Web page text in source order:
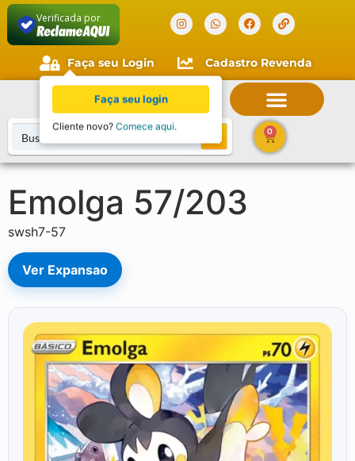
Verificada por
Faça seu Login Cadastro Revenda
0
Emolga 57/203
swsh7-57
Ver Expansao
Faça seu login
Cliente novo? Comece aqui.